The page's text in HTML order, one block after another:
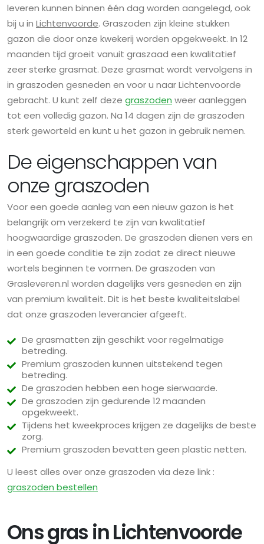
leveren kunnen binnen één dag worden aangelegd, ook
bij u in Lichtenvoorde. Graszoden zijn kleine stukken
gazon die door onze kwekerij worden opgekweekt. In 12
maanden tijd groeit vanuit graszaad een kwalitatief
zeer sterke grasmat. Deze grasmat wordt vervolgens in
in graszoden gesneden en voor u naar Lichtenvoorde
gebracht. U kunt zelf deze graszoden weer aanleggen
tot een volledig gazon. Na 14 dagen zijn de graszoden
sterk geworteld en kunt u het gazon in gebruik nemen.
De eigenschappen van
onze graszoden
Voor een goede aanleg van een nieuw gazon is het
belangrijk om verzekerd te zijn van kwalitatief
hoogwaardige graszoden. De graszoden dienen vers en
in een goede conditie te zijn zodat ze direct nieuwe
wortels beginnen te vormen. De graszoden van
Grasleveren.nl worden dagelijks vers gesneden en zijn
van premium kwaliteit. Dit is het beste kwaliteitslabel
dat onze graszoden leverancier afgeeft.
De grasmatten zijn geschikt voor regelmatige
betreding.
Premium graszoden kunnen uitstekend tegen
betreding.
De graszoden hebben een hoge sierwaarde.
De graszoden zijn gedurende 12 maanden
opgekweekt.
Tijdens het kweekproces krijgen ze dagelijks de beste
zorg.
Premium graszoden bevatten geen plastic netten.
U leest alles over onze graszoden via deze link :
graszoden bestellen
Ons gras in Lichtenvoorde